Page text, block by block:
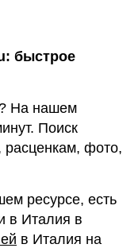
быстрое
На нашем
Поиск
расценкам, фото,
ресурсе, есть
в Италия в
в Италия на